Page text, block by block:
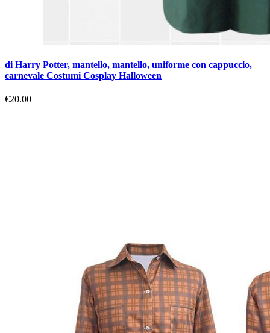
di Harry Potter, mantello, mantello, uniforme con cappuccio,
carnevale Costumi Cosplay Halloween
€20.00